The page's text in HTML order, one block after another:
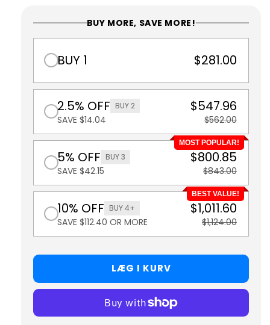
BUY MORE, SAVE MORE!
BUY 1 $281.00
2.5% OFF BUY 2
SAVE $14.04
$547.96
$562.00
MOST POPULAR!
5% OFF BUY 3
SAVE $42.15
$800.85
$843.00
BEST VALUE!
10% OFF BUY 4+
SAVE $112.40 OR MORE
$1,011.60
$1,124.00
LÆG I KURV